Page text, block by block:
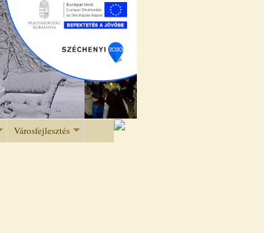
Városfejlesztés